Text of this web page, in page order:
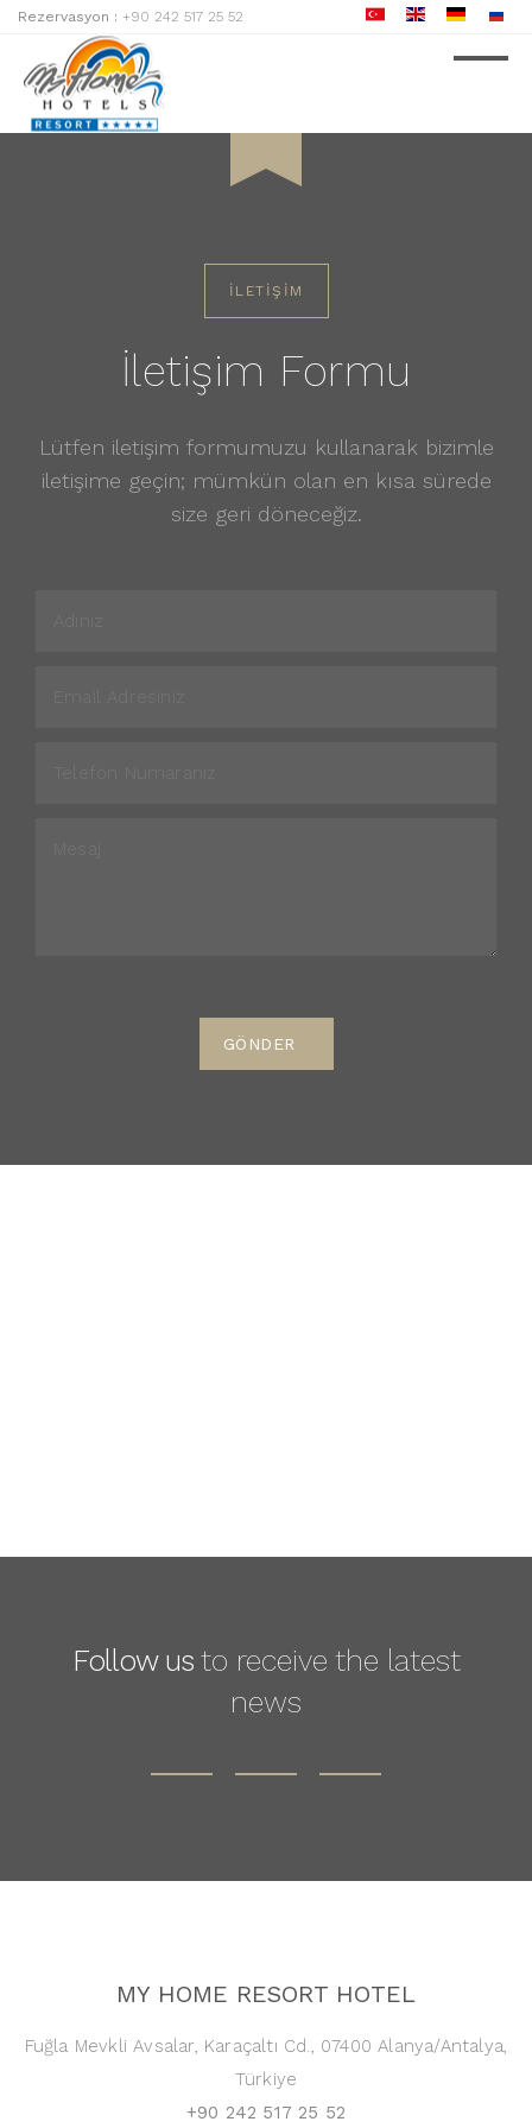
Rezervasyon : +90 242 517 25 52
GIRIŞ
İLETİŞİM
İletişim Formu
Lütfen iletişim formumuzu kullanarak bizimle
iletişime geçin; mümkün olan en kısa sürede
size geri döneceğiz.
GÖNDER
Follow usto receive the latest
news
MY HOME RESORT HOTEL
Fuğla Mevkli Avsalar, Karaçaltı Cd., 07400 Alanya/Antalya,
Türkiye
+90 242 517 25 52